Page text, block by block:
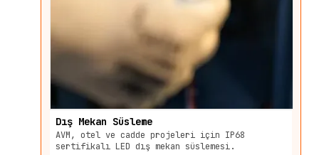
Dış Mekan Süsleme
AVM, otel ve cadde projeleri için IP68
sertifikalı LED dış mekan süslemesi.